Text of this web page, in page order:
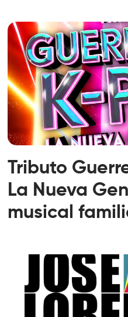
Tributo
La Nueva
musical